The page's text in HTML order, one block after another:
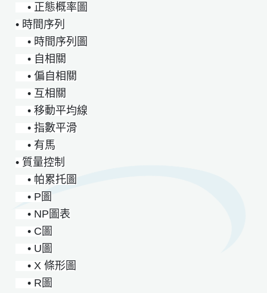
• 正態概率圖
• 時間序列
• 時間序列圖
• 自相關
• 偏自相關
• 互相關
• 移動平均線
• 指數平滑
• 有馬
• 質量控制
• 帕累托圖
• P圖
• NP圖表
• C圖
• U圖
• X 條形圖
• R圖